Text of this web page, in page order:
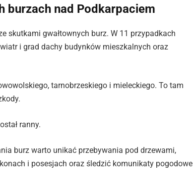
burzach nad Podkarpaciem
skutkami gwałtownych burz. W 11 przypadkach
i grad dachy budynków mieszkalnych oraz
tarnobrzeskiego i mieleckiego. To tam
ranny.
burz warto unikać przebywania pod drzewami,
i posesjach oraz śledzić komunikaty pogodowe